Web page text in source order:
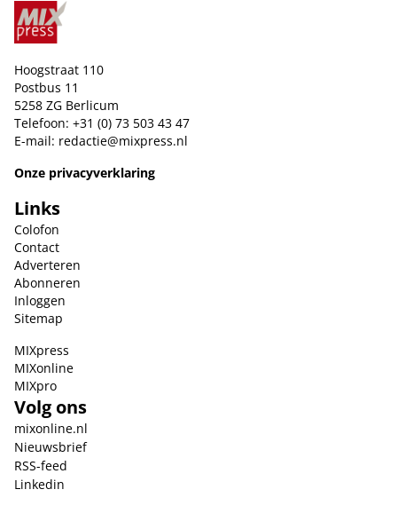
Hoogstraat 110
Postbus 11
5258 ZG Berlicum
Telefoon: +31 (0) 73 503 43 47
E-mail: redactie@mixpress.nl
Onze privacyverklaring
Links
Colofon
Contact
Adverteren
Abonneren
Inloggen
Sitemap
MIXpress
MIXonline
MIXpro
Volg ons
mixonline.nl
Nieuwsbrief
RSS-feed
Linkedin